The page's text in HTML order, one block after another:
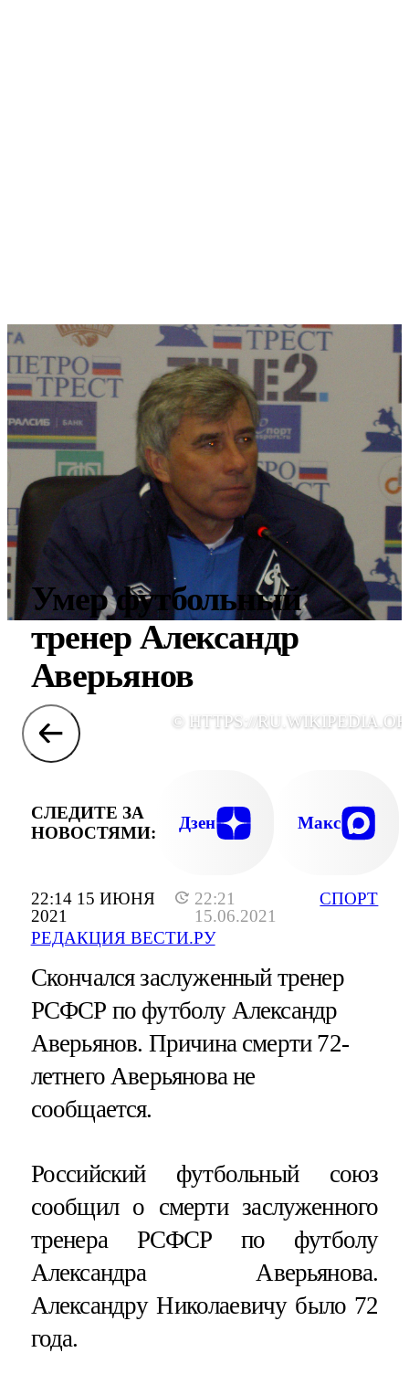
22:14 15 ИЮНЯ
2021
22:21
15.06.2021
РЕДАКЦИЯ ВЕСТИ.РУ
СПОРТ
Умер футбольный
тренер Александр
Аверьянов
© HTTPS://
СЛЕДИТЕ ЗА
НОВОСТЯМИ:
Дзен Макс
Скончался заслуженный тренер
РСФСР по футболу Александр
Аверьянов. Причина смерти 72-
летнего Аверьянова не
сообщается.
Российский футбольный союз
сообщил о смерти заслуженного
тренера РСФСР по футболу
Александра Аверьянова.
Александру Николаевичу было 72
года.